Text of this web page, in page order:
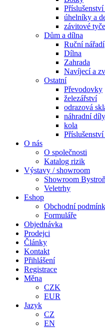
úhelníky a
závitové tyče
Dům a dílna
Ruční nářadí
Dílna
Zahrada
Navíjecí a
Ostatní
Převodovky
železářství
odrazová
náhradní díly
kola
O nás
O společnosti
Katalog rizik
Výstavy / showroom
Showroom Bystroň
Veletrhy
Eshop
Obchodní
Formuláře
Objednávka
Prodejci
Články
Kontakt
Přihlášení
Registrace
Měna
CZK
EUR
Jazyk
CZ
EN